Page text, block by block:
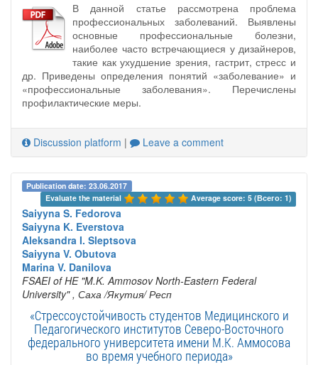
В данной статье рассмотрена проблема
профессиональных заболеваний. Выявлены
основные профессиональные болезни,
наиболее часто встречающиеся у дизайнеров,
такие как ухудшение зрения, гастрит, стресс и
др. Приведены определения понятий «заболевание» и
«профессиональные заболевания». Перечислены
профилактические меры.
Discussion platform | Leave a comment
Publication date: 23.06.2017
Evaluate the material
Average score: 5 (Всего: 1)
Saiyyna S. Fedorova
Saiyyna K. Everstova
Aleksandra I. Sleptsova
Saiyyna V. Obutova
Marina V. Danilova
FSAEI of HE "M.K. Ammosov North-Eastern Federal
University" , Саха /Якутия/ Респ
«Стрессоустойчивость студентов Медицинского и
Педагогического институтов Северо-Восточного
федерального университета имени М.К. Аммосова
во время учебного периода»